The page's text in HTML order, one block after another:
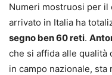
Numeri mostruosi per il
arrivato in Italia ha
segno ben 60 reti.
che si affida alle qualità
in campo nazionale,